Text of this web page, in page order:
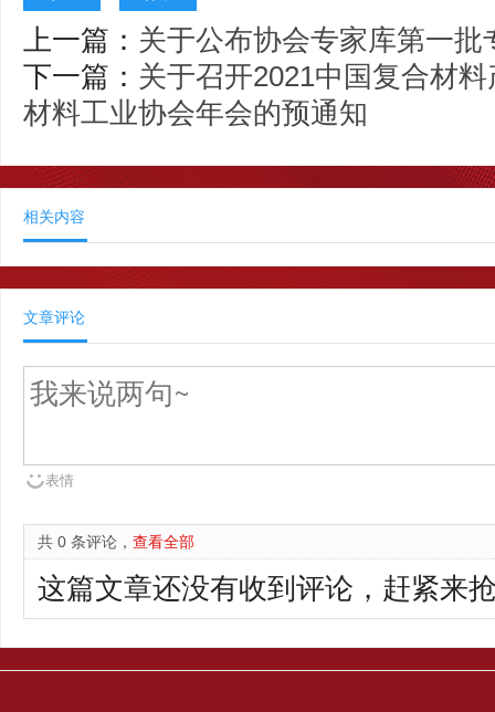
上一篇： 关于公布协会专家库第一批
下一篇： 关于召开2021中国复合材
材料工业协会年会的预通知
相关内容
文章评论
表情
共 0 条评论， 查看全部
这篇文章还没有收到评论，赶紧来